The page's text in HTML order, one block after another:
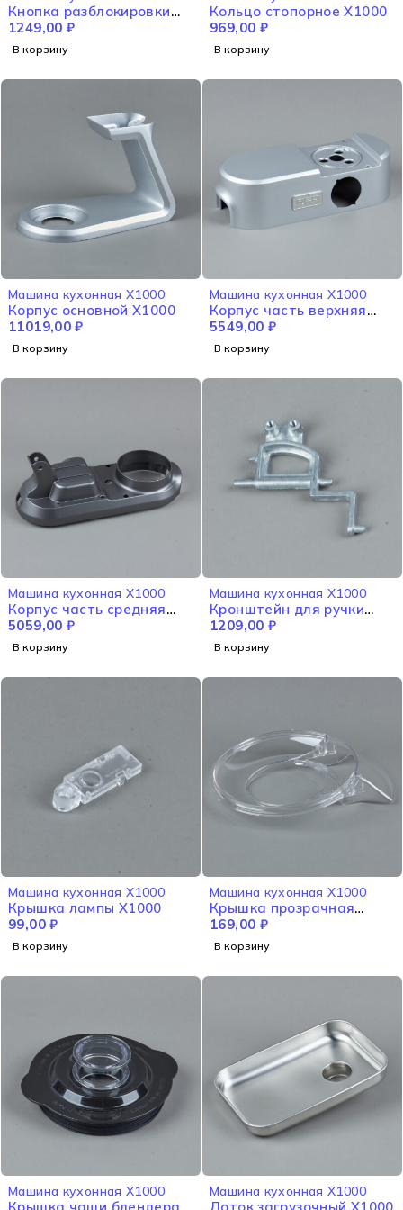
Кнопка разблокировки
X1000
1249,00 ₽
В корзину
Кольцо стопорное X1000
969,00 ₽
В корзину
Машина кухонная X1000
Корпус основной X1000
11019,00₽
В корзину
Машина кухонная X1000
Корпус часть верхняя
X1000
5549,00 ₽
В корзину
Машина кухонная X1000
Корпус часть средняя
X1000
5059,00 ₽
В корзину
Машина кухонная X1000
Кронштейн для ручки
X1000
1209,00 ₽
В корзину
Машина кухонная X1000
Крышка лампы X1000
99,00₽
В корзину
Машина кухонная X1000
Крышка прозрачная
X1000
169,00 ₽
В корзину
Машина кухонная X1000 Машина кухонная X1000